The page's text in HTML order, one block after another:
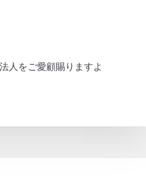
人をご愛顧賜りますよ